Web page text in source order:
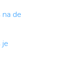
de
je